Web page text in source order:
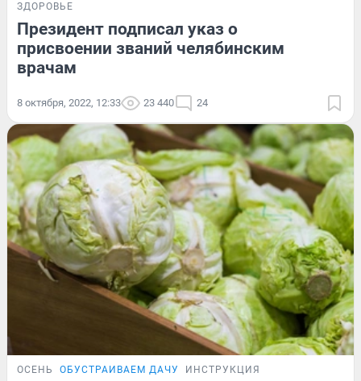
ЗДОРОВЬЕ
Президент подписал указ о
присвоении званий челябинским
врачам
8 октября, 2022, 12:33 23 440 24
ОСЕНЬ ОБУСТРАИВАЕМ ДАЧУ ИНСТРУКЦИЯ